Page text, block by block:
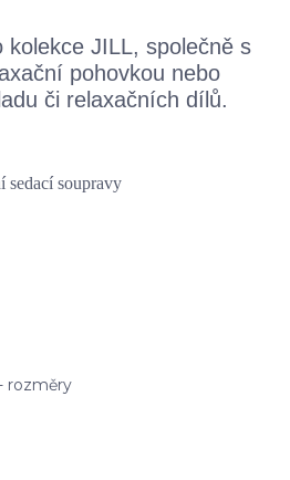
kolekce JILL, společně s
pohovkou nebo
či relaxačních dílů.